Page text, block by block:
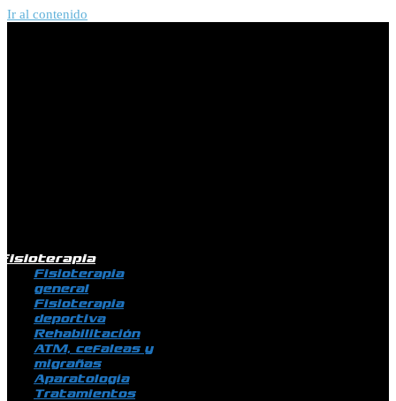
Ir al contenido
Fisioterapia
general
Fisioterapia
deportiva
Rehabilitación
ATM, cefaleas y
migrañas
Aparatología
Tratamientos